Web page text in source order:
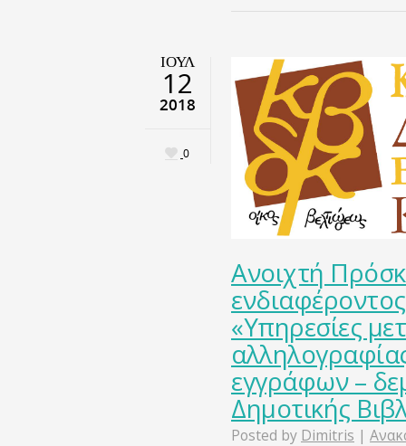
ΙΟΎΛ
12
2018
0
Ανοιχτή
«Υπηρεσίες
εγγράφων –
Δημοτικής
Posted by Dimitris |